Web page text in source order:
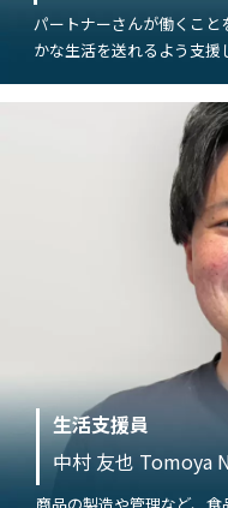
パートナーさんが働くこ
かな生活を送れるよう支援
生活支援員
中村 友也 Tomoya